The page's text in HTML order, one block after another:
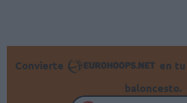
Convierte
en
baloncesto.